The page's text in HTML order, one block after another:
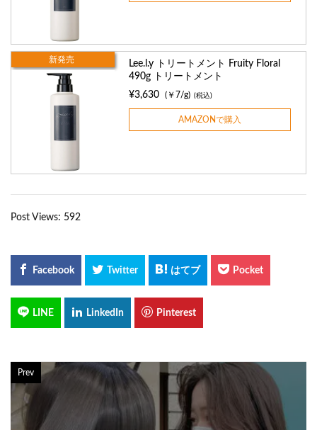
新発売
Lee.l.y トリートメント Fruity Floral
490g トリートメント
¥3,630
(￥7/g) (税込)
AMAZONで購入
Post Views: 592
Prev